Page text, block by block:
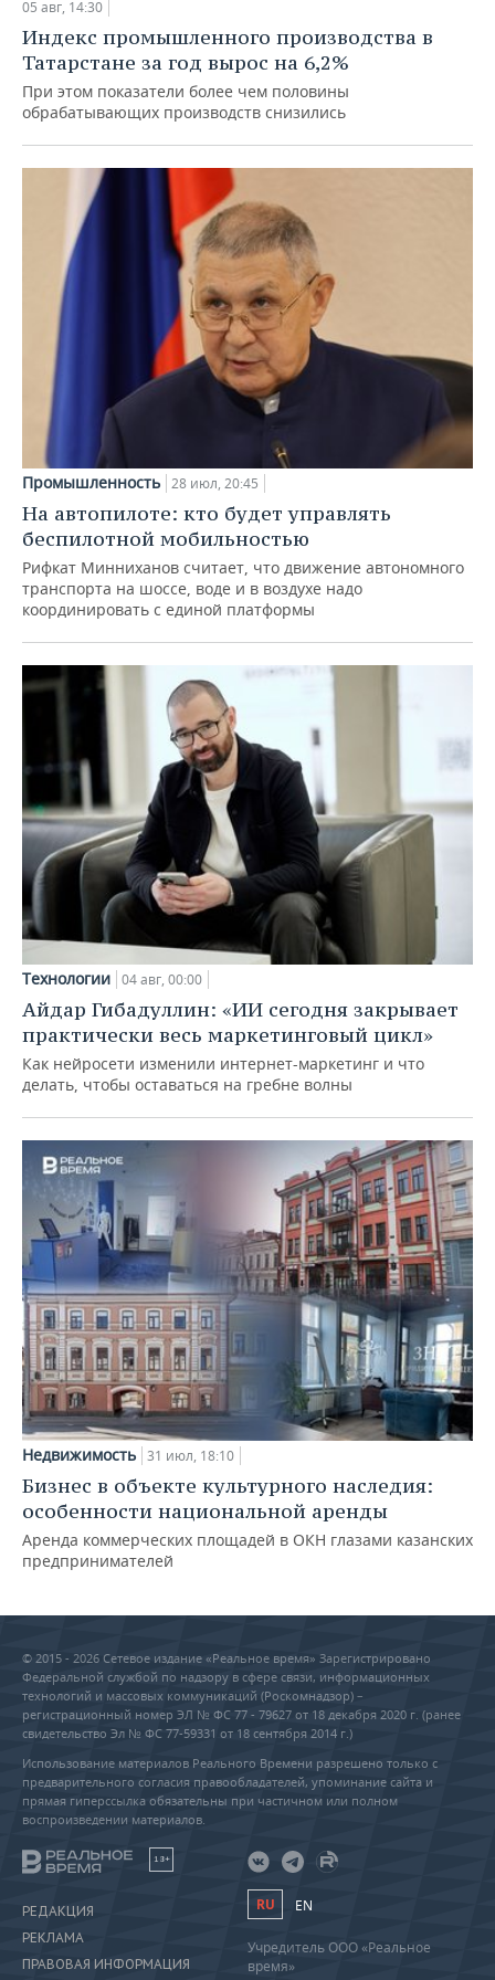
05 авг, 14:30
Индекс промышленного производства в
Татарстане за год вырос на 6,2%
При этом показатели более чем половины
обрабатывающих производств снизились
Промышленность 28 июл, 20:45
На автопилоте: кто будет управлять
беспилотной мобильностью
Рифкат Минниханов считает, что движение автономного
транспорта на шоссе, воде и в воздухе надо
координировать с единой платформы
Технологии 04 авг, 00:00
Айдар Гибадуллин: «ИИ сегодня закрывает
практически весь маркетинговый цикл»
Как нейросети изменили интернет-маркетинг и что
делать, чтобы оставаться на гребне волны
Недвижимость 31 июл, 18:10
Бизнес в объекте культурного наследия:
особенности национальной аренды
Аренда коммерческих площадей в ОКН глазами казанских
предпринимателей
© 2015 - 2026 Сетевое издание «Реальное время» Зарегистрировано
Федеральной службой по надзору в сфере связи, информационных
технологий и массовых коммуникаций (Роскомнадзор) –
регистрационный номер ЭЛ № ФС 77 - 79627 от 18 декабря 2020 г. (ранее
свидетельство Эл № ФС 77-59331 от 18 сентября 2014 г.)
Использование материалов Реального Времени разрешено только с
предварительного согласия правообладателей, упоминание сайта и
прямая гиперссылка обязательны при частичном или полном
воспроизведении материалов.
18+
РЕДАКЦИЯ
РЕКЛАМА
ПРАВОВАЯ ИНФОРМАЦИЯ
RU EN
Учредитель ООО «Реальное
время»